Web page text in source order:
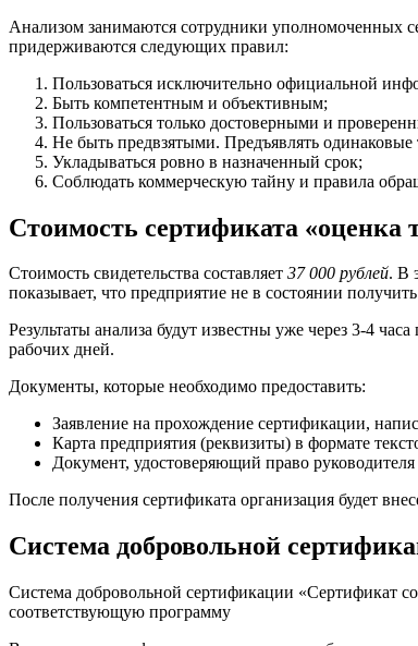
Анализом занимаются сотрудники уполномоченных
придерживаются следующих правил:
Пользоваться исключительно официальной
Быть компетентным и объективным;
Пользоваться только достоверными и
Не быть предвзятыми. Предъявлять одинаковые
Укладываться ровно в назначенный срок;
Соблюдать коммерческую тайну и правила
Стоимость сертификата
Стоимость свидетельства составляет 37 000 рублей. В
показывает, что предприятие не в состоянии
Результаты анализа будут известны уже через 3-4
рабочих дней.
Документы, которые необходимо предоставить:
Заявление на прохождение сертификации,
Карта предприятия (реквизиты) в формате
Документ, удостоверяющий право
После получения сертификата организация будет
Система добровольной
Система добровольной сертификации «Сертификат
соответствующую программу